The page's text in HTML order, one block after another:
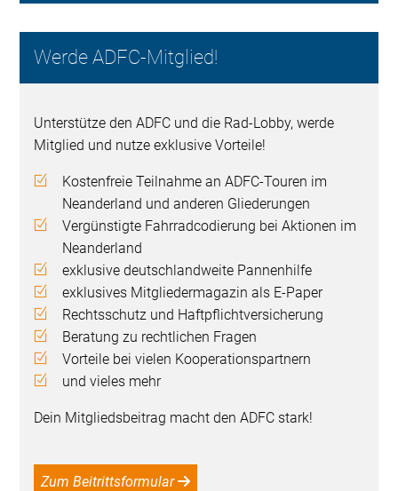
Werde ADFC-Mitglied!
Unterstütze den ADFC und die Rad-Lobby, werde
Mitglied und nutze exklusive Vorteile!
Kostenfreie Teilnahme an ADFC-Touren im
Neanderland und anderen Gliederungen
Vergünstigte Fahrradcodierung bei Aktionen im
Neanderland
exklusive deutschlandweite Pannenhilfe
exklusives Mitgliedermagazin als E-Paper
Rechtsschutz und Haftpflichtversicherung
Beratung zu rechtlichen Fragen
Vorteile bei vielen Kooperationspartnern
und vieles mehr
Dein Mitgliedsbeitrag macht den ADFC stark!
Zum Beitrittsformular